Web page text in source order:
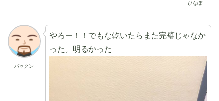
ひなぼ
パックン
やろー！！でもな乾いたらまた完璧じゃなか
った。明るかった